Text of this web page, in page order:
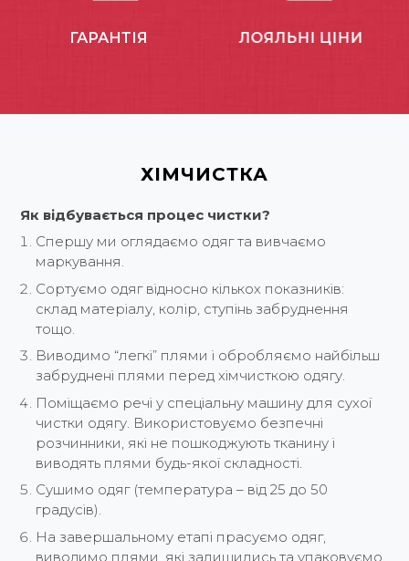
ГАРАНТІЯ ЛОЯЛЬНІ ЦІНИ
ХІМЧИСТКА
Як відбувається процес чистки?
Спершу ми оглядаємо одяг та вивчаємо
маркування.
Сортуємо одяг відносно кількох показників:
склад матеріалу, колір, ступінь забруднення
тощо.
Виводимо “легкі” плями і обробляємо найбільш
забруднені плями перед хімчисткою одягу.
Поміщаємо речі у спеціальну машину для сухої
чистки одягу. Використовуємо безпечні
розчинники, які не пошкоджують тканину і
виводять плями будь-якої складності.
Сушимо одяг (температура – від 25 до 50
градусів).
На завершальному етапі прасуємо одяг,
виводимо плями, які залишились та упаковуємо